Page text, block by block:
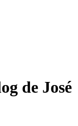
de José